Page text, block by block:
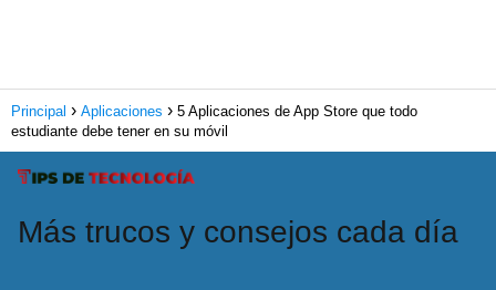
Principal Aplicaciones
5 Aplicaciones de App Store que todo
estudiante debe tener en su móvil
Más trucos y consejos cada día